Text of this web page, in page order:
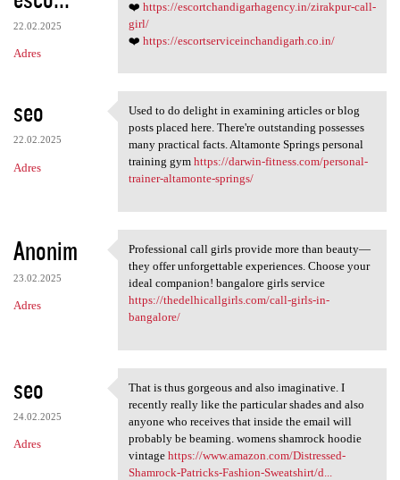
22.02.2025
Adres
❤️ https://escortchandigarhagency.in/zirakpur-call-
girl/
❤️ https://escortserviceinchandigarh.co.in/
seo
22.02.2025
Adres
Used to do delight in
Used to do delight in examining articles or blog
posts placed here. There're outstanding possesses
many practical facts. Altamonte Springs personal
training gym https://darwin-fitness.com/personal-
trainer-altamonte-springs/
Anonim
23.02.2025
Adres
Professional call girls
Professional call girls provide more than beauty—
they offer unforgettable experiences. Choose your
ideal companion! bangalore girls service
https://thedelhicallgirls.com/call-girls-in-
bangalore/
seo
24.02.2025
Adres
That is thus gorgeous and
That is thus gorgeous and also imaginative. I
recently really like the particular shades and also
anyone who receives that inside the email will
probably be beaming. womens shamrock hoodie
vintage https://www.amazon.com/Distressed-
Shamrock-Patricks-Fashion-Sweatshirt/d...